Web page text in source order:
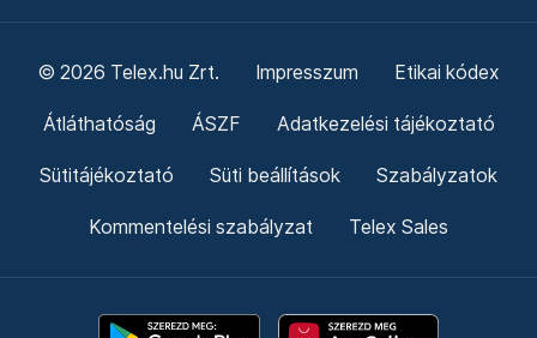
© 2026 Telex.hu Zrt. Impresszum Etikai kódex
Átláthatóság ÁSZF Adatkezelési tájékoztató
Sütitájékoztató Süti beállítások Szabályzatok
Kommentelési szabályzat Telex Sales